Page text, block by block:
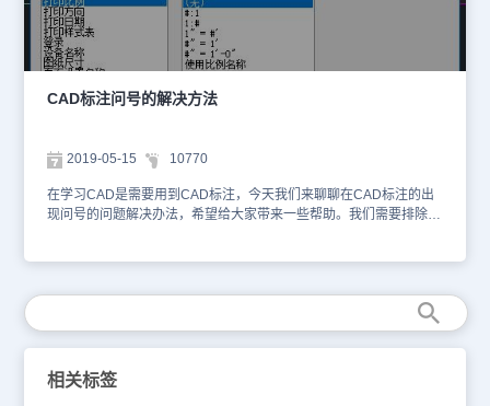
题，那么我们可以扩充我们的字体库，我们可以在网上下载所需要的
字体库，解压后将字体拉到CAD软件里的fonts字体文件夹里。 以上
就是在浩辰CAD软件中，当我们想要对图纸上的内容进行标注的时
候，如果发现标注的结果出现问号的情况，我们可以使用上述方法解
决。今天就介绍这么多了。安装浩辰CAD软件试试吧。更多CAD教
程技巧，可关注浩辰CAD官网进行查看。
CAD标注问号的解决方法
2019-05-15 10770
在学习CAD是需要用到CAD标注，今天我们来聊聊在CAD标注的出
现问号的问题解决办法，希望给大家带来一些帮助。我们需要排除的
显示STANDARD，文本字体的组名显示txt（未找到），大字体显示
（无）。 这就表示该制图软件里没有正确的字体文本。这时我们不
要点确定按钮，点确定按钮就是用其它字体去替代正确的字体，让显
示出来的字体不是原版的字体，有时候可能会有误差，而是记下需要
的字体名称， 搜索下载需要的CAD字体。先在浏览器里搜索“浩辰
CAD”进入CAD官网。搜索“CAD字体库大全”之类的词条，找到需要
相关标签